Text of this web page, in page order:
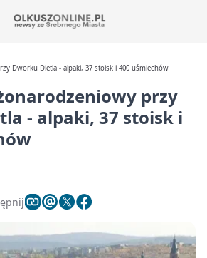
Dworku Dietla - alpaki, 37 stoisk i 400 uśmiechów
przy
- alpaki, 37 stoisk i